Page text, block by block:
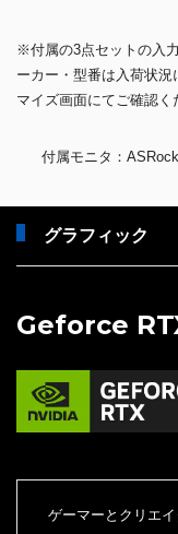
※付属の3点セットの入
ーカー・型番は入荷状
マイズ画面にてご確認く
付属モニタ：
グラフィック
Geforce
ゲーマーとクリエ